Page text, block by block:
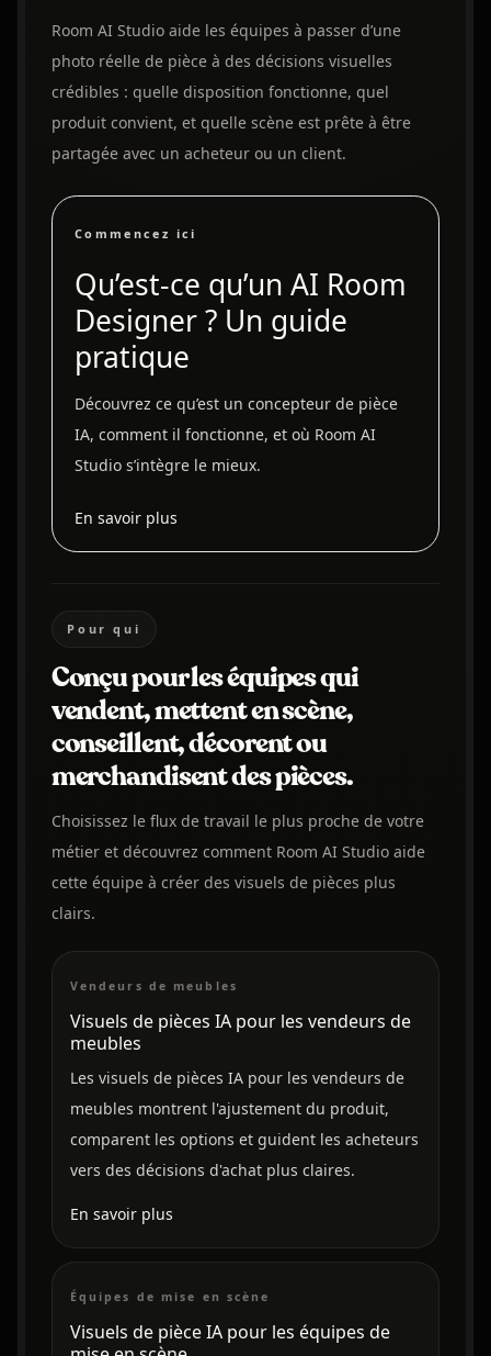
Room AI Studio aide les équipes à passer d’une
photo réelle de pièce à des décisions visuelles
crédibles : quelle disposition fonctionne, quel
produit convient, et quelle scène est prête à être
partagée avec un acheteur ou un client.
Commencez ici
Qu’est-ce qu’un AI Room
Designer ? Un guide
pratique
Découvrez ce qu’est un concepteur de pièce
IA, comment il fonctionne, et où Room AI
Studio s’intègre le mieux.
En savoir plus
Pour qui
Conçu pour les équipes qui
vendent, mettent en scène,
conseillent, décorent ou
merchandisent des pièces.
Choisissez le flux de travail le plus proche de votre
métier et découvrez comment Room AI Studio aide
cette équipe à créer des visuels de pièces plus
clairs.
Vendeurs de meubles
Visuels de pièces IA pour les vendeurs de
meubles
Les visuels de pièces IA pour les vendeurs de
meubles montrent l'ajustement du produit,
comparent les options et guident les acheteurs
vers des décisions d'achat plus claires.
En savoir plus
Équipes de mise en scène
Visuels de pièce IA pour les équipes de